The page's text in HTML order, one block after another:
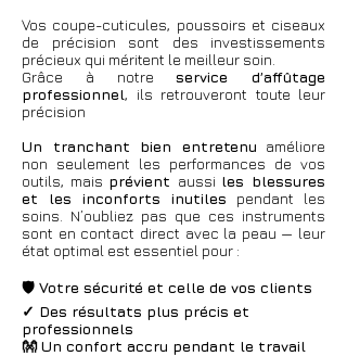
Vos coupe-cuticules, poussoirs et ciseaux
de précision sont des investissements
précieux qui méritent le meilleur soin.
Grâce à notreservice d’affûtage
professionnel, ils retrouveront toute leur
précision
Un tranchant bien entretenu améliore
non seulement les performances de vos
outils, mais prévient aussi les blessures
et les inconforts inutiles pendant les
soins. N’oubliez pas que ces instruments
sont en contact direct avec la peau — leur
état optimal est essentiel pour :
🛡️ Votre sécurité et celle de vos clients
✓ Des résultats plus précis et
professionnels
👐 Un confort accru pendant le travail